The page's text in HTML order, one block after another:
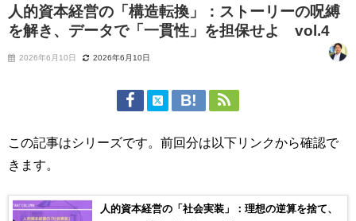
人的資本経営の「構造転換」：ストーリーの呪縛
を解き、データで「一貫性」を担保せよ vol.4
2026年6月10日 2026年6月10日
この記事はシリーズです。前回分は以下リンクから確認で
きます。
人的資本経営の「社会実装」：理想の逆算を捨て、